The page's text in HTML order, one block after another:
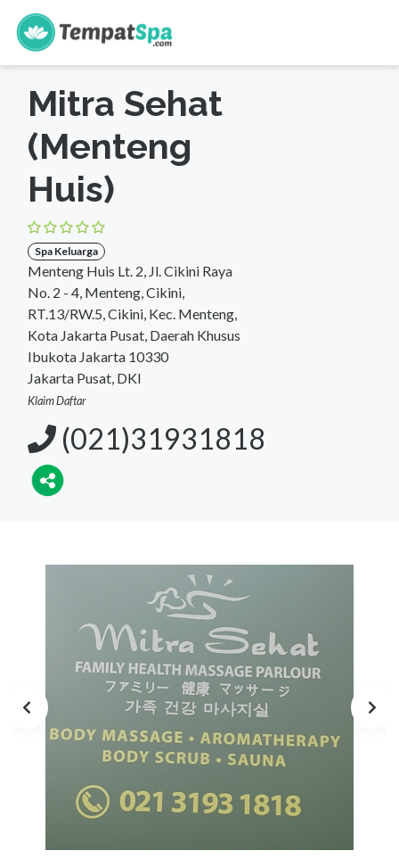
s
Mitra Sehat
(Menteng
Huis)
Spa Keluarga
Menteng Huis Lt. 2, Jl. Cikini Raya
No. 2 - 4, Menteng, Cikini,
RT.13/RW.5, Cikini, Kec. Menteng,
Kota Jakarta Pusat, Daerah Khusus
Ibukota Jakarta 10330
Jakarta Pusat, DKI
Klaim Daftar
(021)31931818